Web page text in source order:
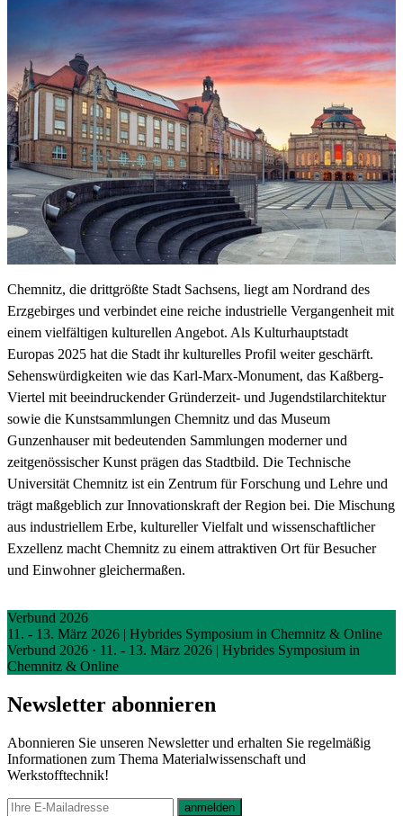
Chemnitz, die drittgrößte Stadt Sachsens, liegt am Nordrand des
Erzgebirges und verbindet eine reiche industrielle Vergangenheit mit
einem vielfältigen kulturellen Angebot. Als Kulturhauptstadt
Europas 2025 hat die Stadt ihr kulturelles Profil weiter geschärft.
Sehenswürdigkeiten wie das Karl-Marx-Monument, das Kaßberg-
Viertel mit beeindruckender Gründerzeit- und Jugendstilarchitektur
sowie die Kunstsammlungen Chemnitz und das Museum
Gunzenhauser mit bedeutenden Sammlungen moderner und
zeitgenössischer Kunst prägen das Stadtbild. Die Technische
Universität Chemnitz ist ein Zentrum für Forschung und Lehre und
trägt maßgeblich zur Innovationskraft der Region bei. Die Mischung
aus industriellem Erbe, kultureller Vielfalt und wissenschaftlicher
Exzellenz macht Chemnitz zu einem attraktiven Ort für Besucher
und Einwohner gleichermaßen.
Verbund 2026
11. - 13. März 2026 | Hybrides Symposium in Chemnitz & Online
Verbund 2026 · 11. - 13. März 2026 | Hybrides Symposium in
Chemnitz & Online
Newsletter abonnieren
Abonnieren Sie unseren Newsletter und erhalten Sie regelmäßig
Informationen zum Thema Materialwissenschaft und
Werkstofftechnik!
E-mail
anmelden